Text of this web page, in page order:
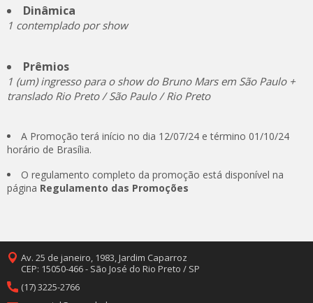
Dinâmica
1 contemplado por show
Prêmios
1 (um) ingresso para o show do Bruno Mars em São Paulo +
translado Rio Preto / São Paulo / Rio Preto
A Promoção terá início no dia 12/07/24 e término 01/10/24
horário de Brasília.
O regulamento completo da promoção está disponível na
página Regulamento das Promoções
Av. 25 de janeiro, 1983, Jardim Caparroz
CEP: 15050-466 - São José do Rio Preto / SP
(17) 3225-2766